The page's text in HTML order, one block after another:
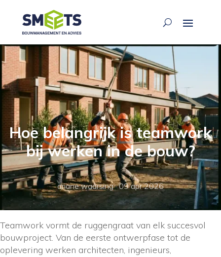
Hoe belangrijk is teamwork
bij werken in de bouw?
ariane waarsing·09 apr 2026
Teamwork vormt de ruggengraat van elk succesvol
bouwproject. Van de eerste ontwerpfase tot de
oplevering werken architecten, ingenieurs,